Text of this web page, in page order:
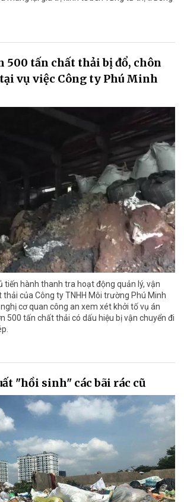
500 tấn chất thải bị đổ, chôn
vụ việc Công ty Phú Minh
tiến hành thanh tra hoạt động quản lý, vận
thải của Công ty TNHH Môi trường Phú Minh
cơ quan công an xem xét khởi tố vụ án
500 tấn chất thải có dấu hiệu bị vận chuyển đi
"hồi sinh" các bãi rác cũ